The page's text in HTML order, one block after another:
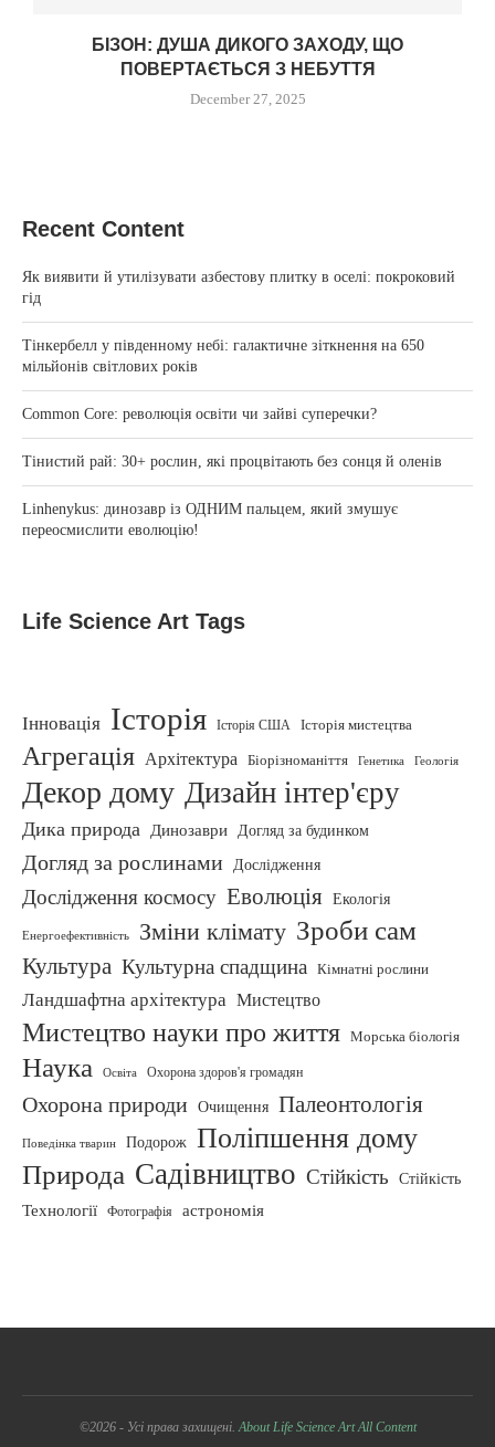
БІЗОН: ДУША ДИКОГО ЗАХОДУ, ЩО
ПОВЕРТАЄТЬСЯ З НЕБУТТЯ
December 27, 2025
Recent Content
Як виявити й утилізувати азбестову плитку в оселі: покроковий
гід
Тінкербелл у південному небі: галактичне зіткнення на 650
мільйонів світлових років
Common Core: революція освіти чи зайві суперечки?
Тінистий рай: 30+ рослин, які процвітають без сонця й оленів
Linhenykus: динозавр із ОДНИМ пальцем, який змушує
переосмислити еволюцію!
Life Science Art Tags
Інновація Історія Історія США Історія мистецтва
Агрегація Архітектура Біорізноманіття Генетика Геологія
Декор дому Дизайн інтер'єру
Дика природа Динозаври Догляд за будинком
Догляд за рослинами Дослідження
Дослідження космосу Еволюція Екологія
Енергоефективність Зміни клімату Зроби сам
Культура Культурна спадщина Кімнатні рослини
Ландшафтна архітектура Мистецтво
Мистецтво науки про життя Морська біологія
Наука Освіта Охорона здоров'я громадян
Охорона природи Очищення Палеонтологія
Поведінка тварин Подорож Поліпшення дому
Природа Садівництво Стійкість Стійкість
Технології Фотографія астрономія
©2026 - Усі права захищені.About Life Science Art All Content